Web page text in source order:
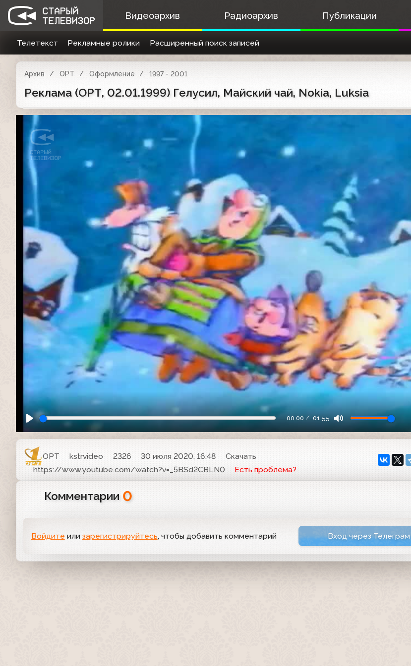
Видеоархив Радиоархив Публикации
Телетекст Рекламные ролики Расширенный поиск записей
Архив ОРТ Оформление 1997 - 2001
Реклама (ОРТ, 02.01.1999) Гелусил, Майский чай, Nokia, Luksia
00:00 01:55
ОРТ kstrvideo 2326 30 июля 2020, 16:48
Скачать
https://www.youtube.com/watch?v=_5BSd2CBLN0
Есть проблема?
Комментарии 0
Войдите или зарегистрируйтесь, чтобы добавить комментарий Вход через Телеграм